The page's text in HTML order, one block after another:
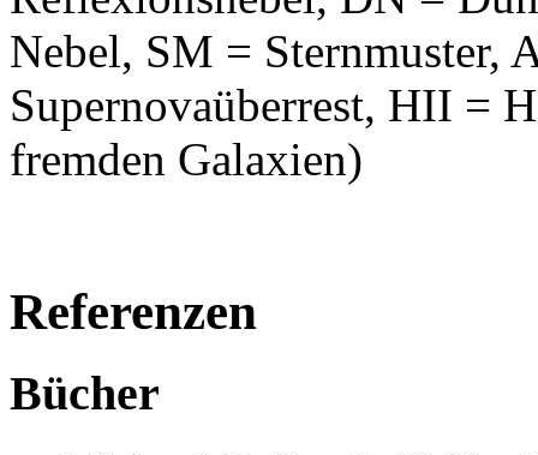
Nebel, SM = Sternmuster,
Supernovaüberrest, HII =
fremden Galaxien)
Referenzen
Bücher